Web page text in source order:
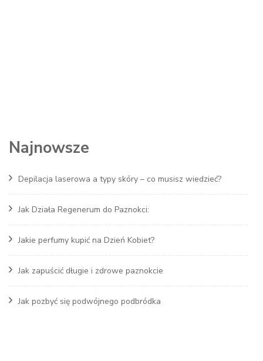
Najnowsze
Depilacja laserowa a typy skóry – co musisz wiedzieć?
Jak Działa Regenerum do Paznokci:
Jakie perfumy kupić na Dzień Kobiet?
Jak zapuścić długie i zdrowe paznokcie
Jak pozbyć się podwójnego podbródka